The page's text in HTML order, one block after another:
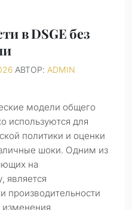
в DSGE без
АВТОР: ADMIN
модели общего
используются для
политики и оценки
шоки. Одним из
на
является
производительности